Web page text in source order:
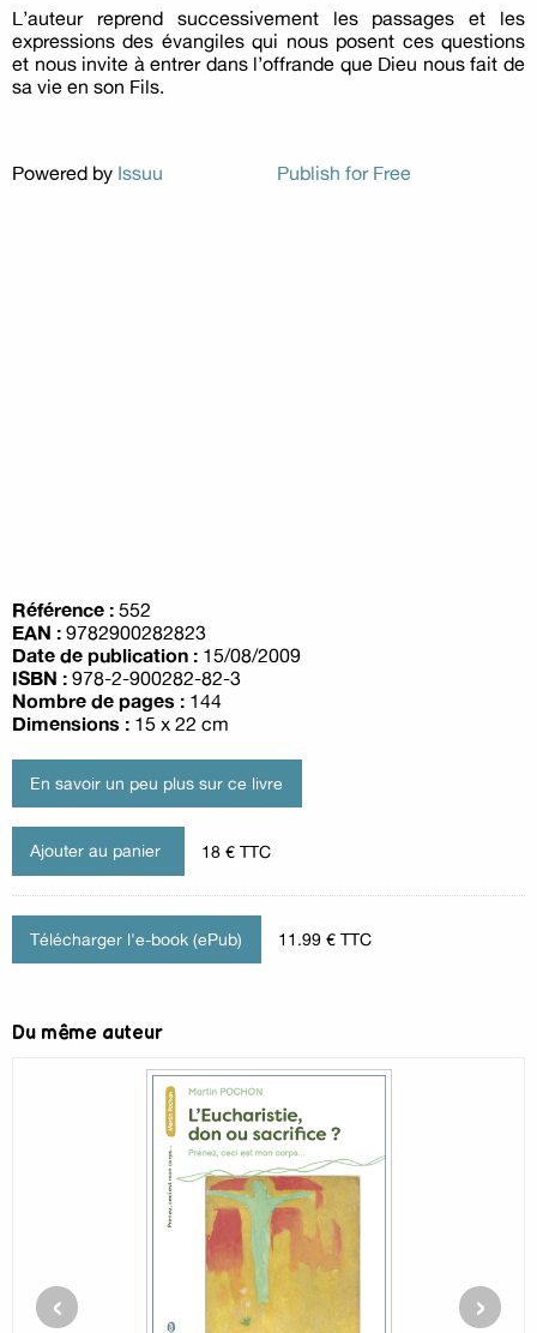
L’auteur reprend successivement les passages et les
expressions des évangiles qui nous posent ces questions
et nous invite à entrer dans l’offrande que Dieu nous fait de
sa vie en son Fils.
Powered by Issuu Publish for Free
Référence : 552
EAN : 9782900282823
Date de publication : 15/08/2009
ISBN : 978-2-900282-82-3
Nombre de pages : 144
Dimensions : 15 x 22 cm
En savoir un peu plus sur ce livre
18 € TTC
Télécharger l'e-book (ePub) 11.99 € TTC
Du même auteur
‹ ›